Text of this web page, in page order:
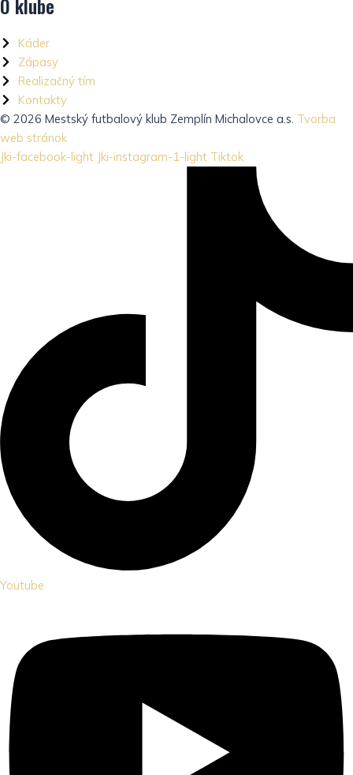
O klube
Káder
Zápasy
Realizačný tím
Kontakty
© 2026 Mestský futbalový klub Zemplín Michalovce a.s. Tvorba
web stránok
Jki-facebook-light Jki-instagram-1-light Tiktok
Youtube